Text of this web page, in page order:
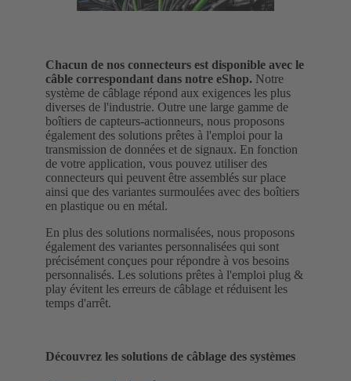
Chacun de nos connecteurs est disponible avec le
câble correspondant dans notre eShop. Notre
système de câblage répond aux exigences les plus
diverses de l'industrie. Outre une large gamme de
boîtiers de capteurs-actionneurs, nous proposons
également des solutions prêtes à l'emploi pour la
transmission de données et de signaux. En fonction
de votre application, vous pouvez utiliser des
connecteurs qui peuvent être assemblés sur place
ainsi que des variantes surmoulées avec des boîtiers
en plastique ou en métal.
En plus des solutions normalisées, nous proposons
également des variantes personnalisées qui sont
précisément conçues pour répondre à vos besoins
personnalisés. Les solutions prêtes à l'emploi plug &
play évitent les erreurs de câblage et réduisent les
temps d'arrêt.
Découvrez les solutions de câblage des systèmes